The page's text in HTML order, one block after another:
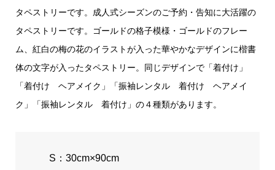
タペストリーです。成人式シーズンのご予約・告知に大活躍の
タペストリーです。ゴールドの格子模様・ゴールドのフレー
ム、紅白の梅の花のイラストが入った華やかなデザインに楷書
体の文字が入ったタペストリー。同じデザインで「着付け」
「着付け ヘアメイク」「振袖レンタル 着付け ヘアメイ
ク」「振袖レンタル 着付け」の４種類があります。
S：30cm×90cm